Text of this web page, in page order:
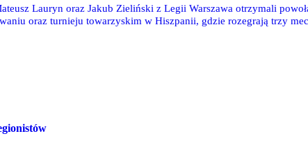
Lauryn oraz Jakub Zieliński z Legii Warszawa otrzymali
oraz turnieju towarzyskim w Hiszpanii, gdzie rozegrają trzy